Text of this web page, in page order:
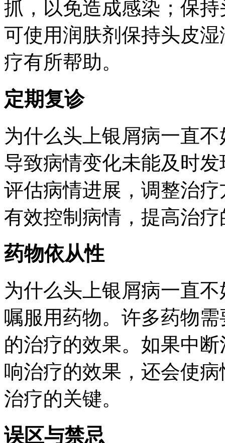
抓，以免造成感染；保
可使用润肤剂保持头皮
疗有所帮助。
定期复诊
为什么头上银屑病一直
导致病情变化未能及时
评估病情进展，调整治
有效控制病情，提高治
药物依从性
为什么头上银屑病一直
嘱服用药物。许多药物
的治疗的效果。如果中
响治疗的效果，还会使
治疗的关键。
误区与禁忌